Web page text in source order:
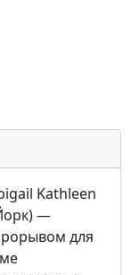
Kathleen
—
для